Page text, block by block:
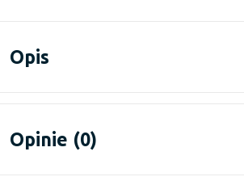
Opis
Opinie (0)